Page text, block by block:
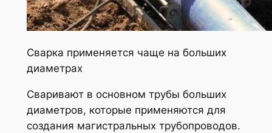
Сварка применяется чаще на больших
диаметрах
Сваривают в основном трубы больших
диаметров, которые применяются для
создания магистральных трубопроводов.